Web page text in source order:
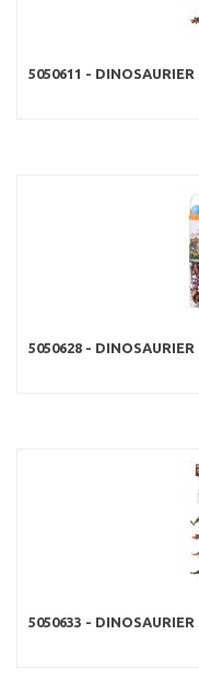
5050611 -
5050628 -
5050633 -